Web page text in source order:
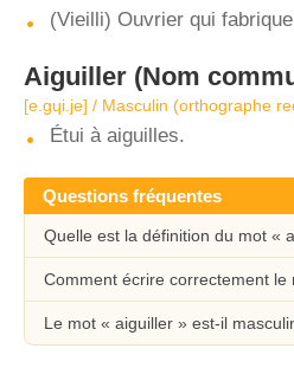
(Vieilli) Ouvrier qui
Aiguiller (Nom
[e.ɡɥi.je] / Masculin (orthographe
Étui à aiguilles.
Questions fréquentes
Quelle est la définition du mot «
Comment écrire correctement le
Le mot « aiguiller » est-il